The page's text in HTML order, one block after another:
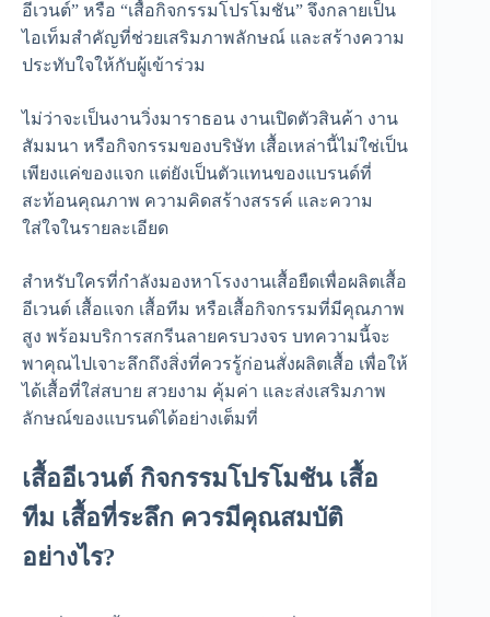
อีเวนต์” หรือ “เสื้อกิจกรรมโปรโมชัน” จึงกลายเป็น
ไอเท็มสำคัญที่ช่วยเสริมภาพลักษณ์ และสร้างความ
ประทับใจให้กับผู้เข้าร่วม
ไม่ว่าจะเป็นงานวิ่งมาราธอน งานเปิดตัวสินค้า งาน
สัมมนา หรือกิจกรรมของบริษัท เสื้อเหล่านี้ไม่ใช่เป็น
เพียงแค่ของแจก แต่ยังเป็นตัวแทนของแบรนด์ที่
สะท้อนคุณภาพ ความคิดสร้างสรรค์ และความ
ใส่ใจในรายละเอียด
สำหรับใครที่กำลังมองหาโรงงานเสื้อยืดเพื่อผลิตเสื้อ
อีเวนต์ เสื้อแจก เสื้อทีม หรือเสื้อกิจกรรมที่มีคุณภาพ
สูง พร้อมบริการสกรีนลายครบวงจร บทความนี้จะ
พาคุณไปเจาะลึกถึงสิ่งที่ควรรู้ก่อนสั่งผลิตเสื้อ เพื่อให้
ได้เสื้อที่ใส่สบาย สวยงาม คุ้มค่า และส่งเสริมภาพ
ลักษณ์ของแบรนด์ได้อย่างเต็มที่
เสื้ออีเวนต์ กิจกรรมโปรโมชัน เสื้อ
ทีม เสื้อที่ระลึก ควรมีคุณสมบัติ
อย่างไร?